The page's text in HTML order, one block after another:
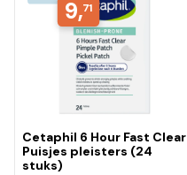
9,71
Cetaphil 6 Hour Fast Clear
Puisjes pleisters (24
stuks)